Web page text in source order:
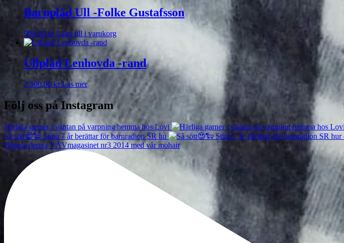
Barnpläd Ull -Folke Gustafsson
900.00 kr Lägg till i varukorg
Ullpläd Lenhovda -rand
2,800.00 kr Läs mer
Följ oss på Instagram
Härliga garner i väntan på varpning hemma hos Lovi
Så sött😍🐑 Stina 7 år berättar för barnradion SR hu
Hittade denna VÄVmagasinet nr3 2014 med vår mohair